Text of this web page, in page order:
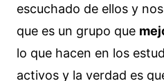
escuchado de ellos y
que es un grupo que
lo que hacen en los
activos y la verdad es